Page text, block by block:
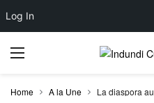
Log In
Home A la Une La diaspora